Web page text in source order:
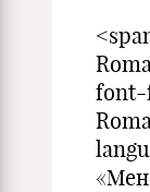
font-